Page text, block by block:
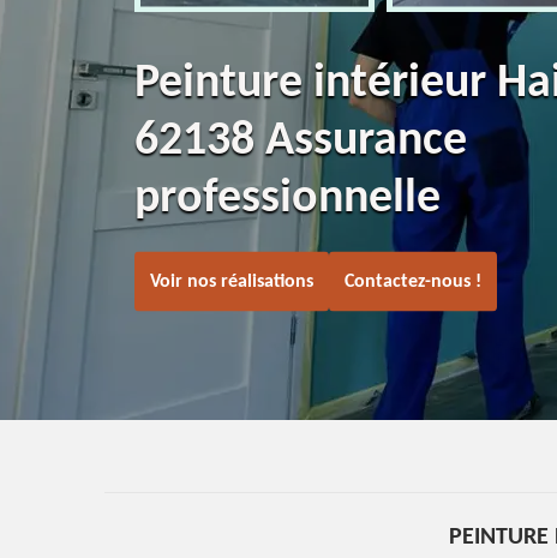
Peinture intérieur
62138 Assurance
professionnelle
Voir nos réalisations Contactez-nous !